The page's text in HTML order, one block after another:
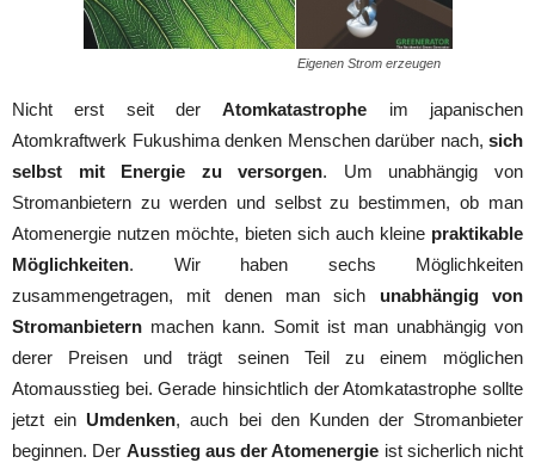
Eigenen Strom erzeugen
Nicht erst seit derAtomkatastrophe im japanischen
Atomkraftwerk Fukushima denken Menschen darüber nach, sich
selbst mit Energie zu versorgen. Um unabhängig von
Stromanbietern zu werden und selbst zu bestimmen, ob man
Atomenergie nutzen möchte, bieten sich auch kleine praktikable
Möglichkeiten. Wir haben sechs Möglichkeiten
zusammengetragen, mit denen man sich unabhängig von
Stromanbietern machen kann. Somit ist man unabhängig von
derer Preisen und trägt seinen Teil zu einem möglichen
Atomausstieg bei. Gerade hinsichtlich der Atomkatastrophe sollte
jetzt ein Umdenken, auch bei den Kunden der Stromanbieter
beginnen. Der Ausstieg aus der Atomenergie ist sicherlich nicht